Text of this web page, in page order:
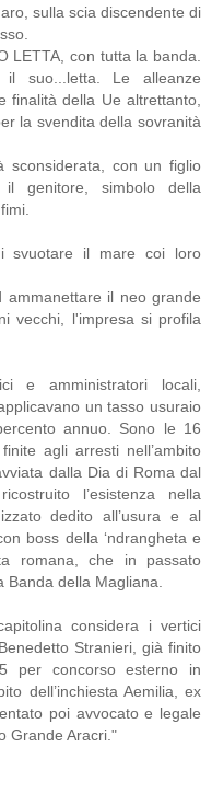
sulla scia discendente di
LETTA, con tutta la banda.
suo...letta. Le alleanze
finalità della Ue altrettanto,
la svendita della sovranità
sconsiderata, con un figlio
genitore, simbolo della
svuotare il mare coi loro
il neo grande
vecchi, l'impresa si profila
e amministratori locali,
un tasso usuraio
annuo. Sono le 16
agli arresti nell’ambito
dalla Dia di Roma dal
l’esistenza nella
dedito all’usura e al
boss della ‘ndrangheta e
romana, che in passato
della Magliana.
considera i vertici
Stranieri, già finito
per concorso esterno in
dell’inchiesta Aemilia, ex
poi avvocato e legale
Grande Aracri."